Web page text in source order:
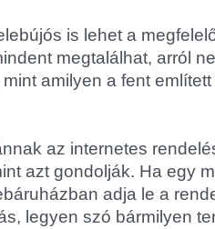
is lehet a
megtalálhat, arról
amilyen a fent
az internetes
azt gondolják. Ha egy
adja le a
legyen szó bármilyen